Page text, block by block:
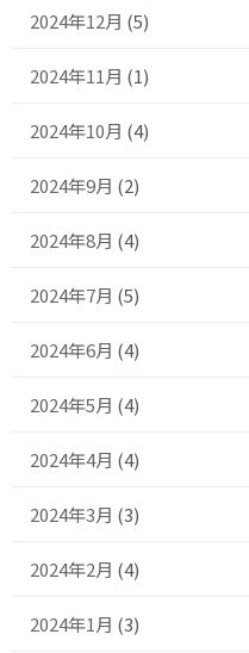
2024年12月 (5)
2024年11月 (1)
2024年10月 (4)
2024年9月 (2)
2024年8月 (4)
2024年7月 (5)
2024年6月 (4)
2024年5月 (4)
2024年4月 (4)
2024年3月 (3)
2024年2月 (4)
2024年1月 (3)